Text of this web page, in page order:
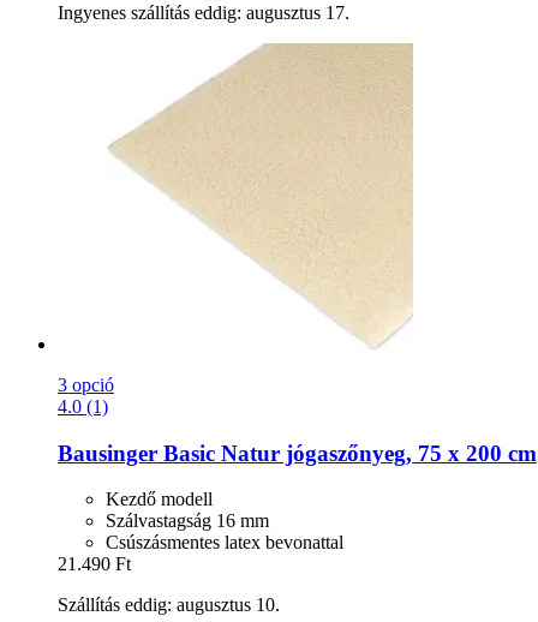
Ingyenes szállítás eddig: augusztus 17.
3 opció
4.0 (1)
Bausinger Basic Natur jógaszőnyeg, 75 x 200 cm
Kezdő modell
Szálvastagság 16 mm
Csúszásmentes latex bevonattal
21.490 Ft
Szállítás eddig: augusztus 10.